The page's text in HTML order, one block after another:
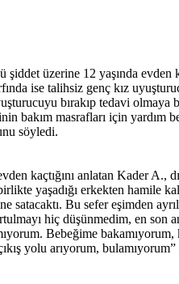
üzerine 12 yaşında
ise talihsiz genç kız
bırakıp tedavi
bakım masrafları için
söyledi.
kaçtığını anlatan Kader A.,
birlikte yaşadığı erkekten
satacaktı. Bu sefer eşimden
hiç düşünmedim, en
Bebeğime
yolu arıyorum, bulamıyorum”